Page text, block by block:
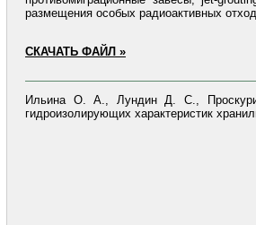
размещения особых радиоактивных
СКАЧАТЬ ФАЙЛ »
Ильина О. А., Лундин Д. С.,
гидроизолирующих характеристик